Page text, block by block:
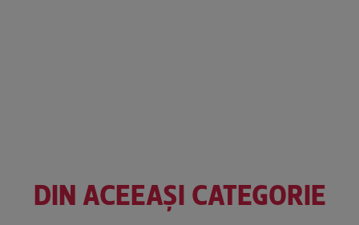
DIN ACEEAȘI CATEGORIE